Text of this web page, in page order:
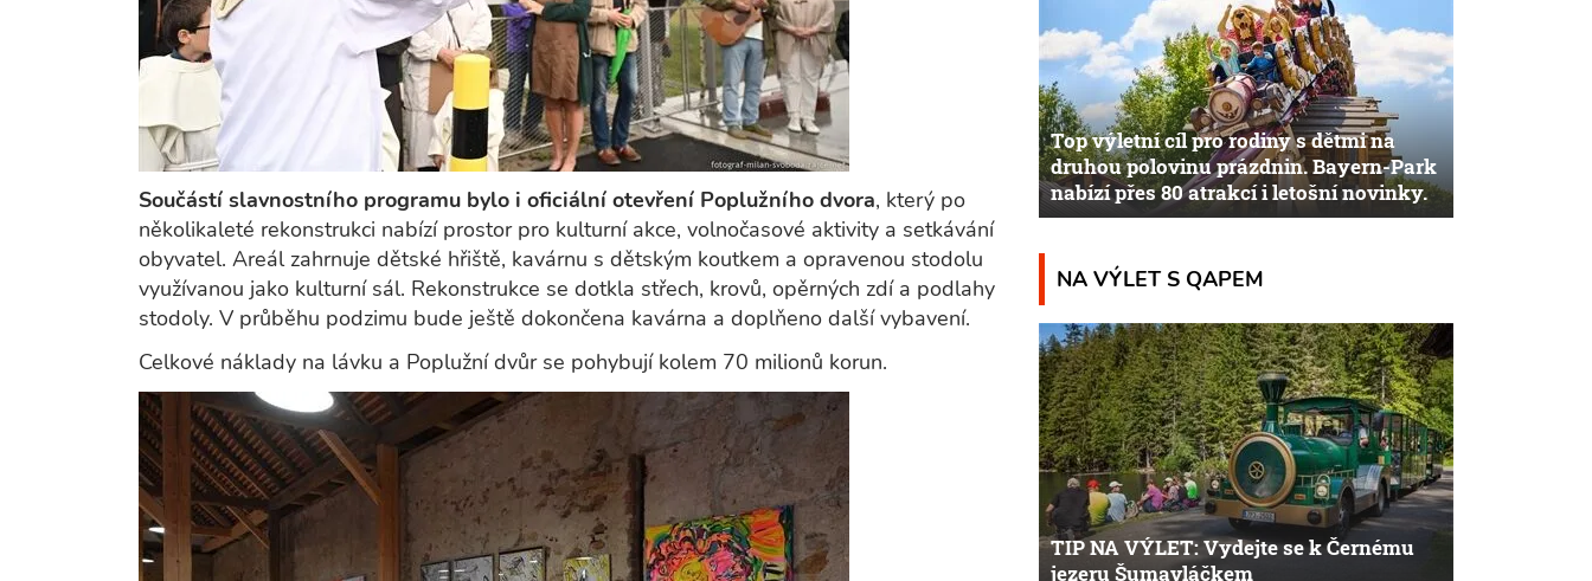
Součástí slavnostního programu bylo i oficiální otevření Poplužního dvora, který po
několikaleté rekonstrukci nabízí prostor pro kulturní akce, volnočasové aktivity a setkávání
obyvatel. Areál zahrnuje dětské hřiště, kavárnu s dětským koutkem a opravenou stodolu
využívanou jako kulturní sál. Rekonstrukce se dotkla střech, krovů, opěrných zdí a podlahy
stodoly. V průběhu podzimu bude ještě dokončena kavárna a doplňeno další vybavení.
Celkové náklady na lávku a Poplužní dvůr se pohybují kolem 70 milionů korun.
Top výletní cíl pro rodiny s dětmi na
druhou polovinu prázdnin. Bayern-Park
nabízí přes 80 atrakcí i letošní novinky.
NA VÝLET S QAPEM
TIP NA VÝLET: Vydejte se k Černému
jezeru Šumavláčkem